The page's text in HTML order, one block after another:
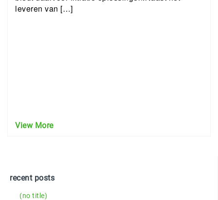
leveren van […]
View More
recent posts
(no title)